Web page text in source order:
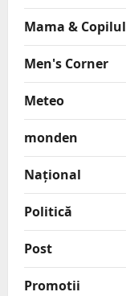
Mama & Copilul
Men's Corner
Meteo
monden
Național
Politică
Post
Promotii